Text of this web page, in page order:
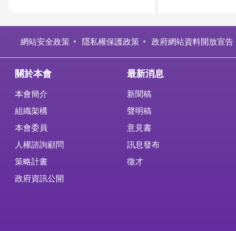
網站安全政策 隱私權保護政策 政府網站資料開放宣告
關於本會
本會簡介
組織架構
本會委員
人權諮詢顧問
策略計畫
政府資訊公開
最新消息
新聞稿
聲明稿
意見書
訊息發布
徵才